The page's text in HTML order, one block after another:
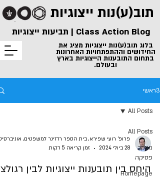
תוב(ע)נות ייצוגיות
בלוג תוב(ע)נות ייצוגיות מציג את
החידושים וההתפתחויות האחרונות
בתחום התובענות הייצוגיות בארץ
ובעולם.
Class Action Blog | תביעות ייצוגיות
3ראשי
All Posts
מעקב
פסיקה
Homepage
All Posts
28 ביולי 2024 זמן קריאה 5 דקות
היחס בין תובענות ייצוגיות לבין